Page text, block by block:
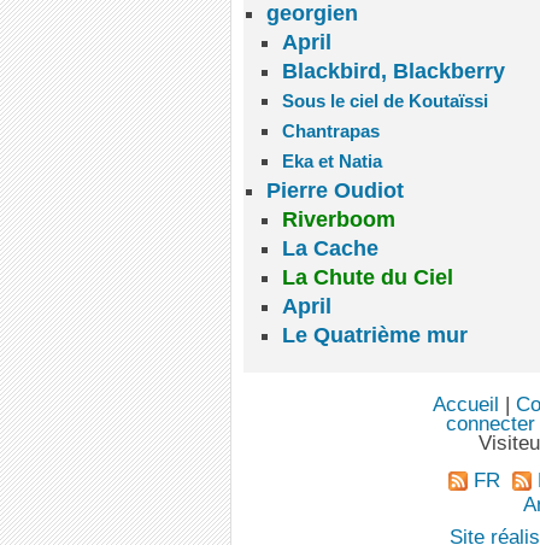
georgien
April
Blackbird, Blackberry
Sous le ciel de Koutaïssi
Chantrapas
Eka et Natia
Pierre Oudiot
Riverboom
La Cache
La Chute du Ciel
April
Le Quatrième mur
Accueil |
connecter
FR
Site